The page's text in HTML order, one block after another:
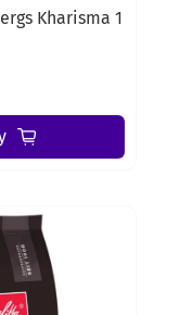
Kharisma 1